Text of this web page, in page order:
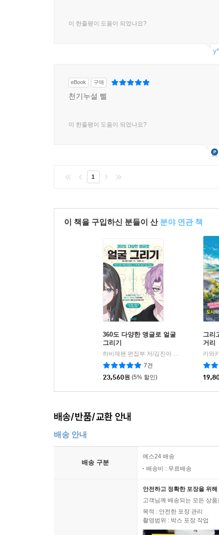
이 한줄평이 도움이 되었나요?
eBook 구매
천기누설 삘
이 한줄평이 도움이 되었나요?
1
이 책을 구입하신 분들이 산 분야 연관 책
360도 다양한 앵글로 얼굴
그리기
하비재팬 편집부 저/김진아 역
AK(에이케
7건
23,560원 (5% 할인)
그리
거리
배송/반품/교환 안내
배송 안내
배송 구분
예스24 배송
배송비 : 무료배송
안전하고 정확한 포장을 위
고객님께 배송되는 모든 상
목적 : 안전한 포장 관리
촬영범위 : 박스 포장 작업